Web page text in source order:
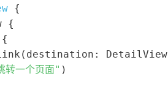
{
{
{
(destination: DetailView
转一个页面" )